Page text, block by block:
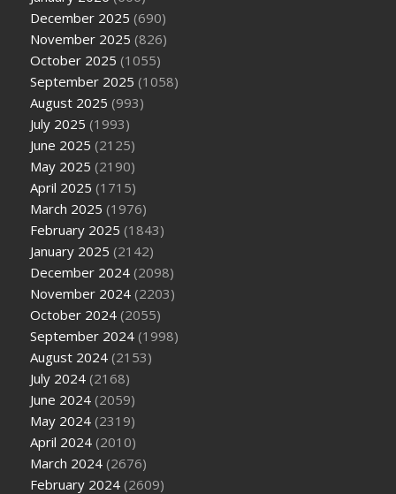
December 2025 (690)
November 2025 (826)
October 2025 (1055)
September 2025 (1058)
August 2025 (993)
July 2025 (1993)
June 2025 (2125)
May 2025 (2190)
April 2025 (1715)
March 2025 (1976)
February 2025 (1843)
January 2025 (2142)
December 2024 (2098)
November 2024 (2203)
October 2024 (2055)
September 2024 (1998)
August 2024 (2153)
July 2024 (2168)
June 2024 (2059)
May 2024 (2319)
April 2024 (2010)
March 2024 (2676)
February 2024 (2609)